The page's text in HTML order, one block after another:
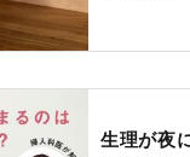
生理が夜